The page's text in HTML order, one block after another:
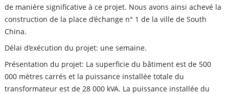
de manière significative à ce projet. Nous avons ainsi achevé la
construction de la place d’échange n° 1 de la ville de South
China.
Délai d’exécution du projet: une semaine.
Présentation du projet: La superficie du bâtiment est de 500
000 mètres carrés et la puissance installée totale du
transformateur est de 28 000 kVA. La puissance installée du